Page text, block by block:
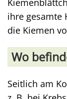
ihre gesamte
die Kiemen
Wo
Seitlich am